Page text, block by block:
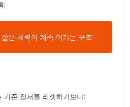
:
은 세력이 계속 이기는 구조”
기존 질서를 리셋하기보다: